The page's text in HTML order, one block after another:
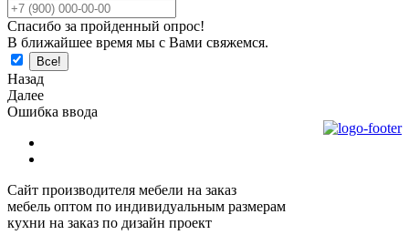
Спасибо за пройденный опрос!
В ближайшее время мы с Вами свяжемся.
Назад
Далее
Ошибка ввода
Сайт производителя мебели на заказ
мебель оптом по индивидуальным размерам
кухни на заказ по дизайн проект